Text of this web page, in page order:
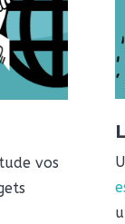
vos